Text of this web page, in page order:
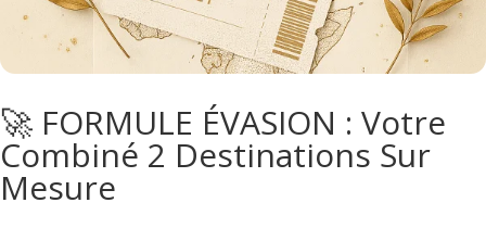
🚀 FORMULE ÉVASION : Votre
Combiné 2 Destinations Sur
Mesure